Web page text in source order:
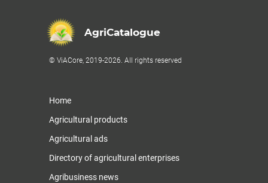
AgriCatalogue
© ViACore, 2019-2026. All rights reserved
Home
Agricultural products
Agricultural ads
Directory of agricultural enterprises
Agribusiness news